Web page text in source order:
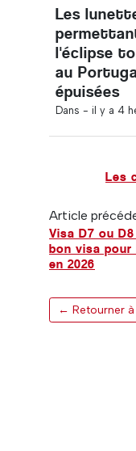
Les
l'éclipse
au
épuisées
Dans - il y a 4
Les
Article
Visa D7 ou
bon visa
en 2026
← Retourner